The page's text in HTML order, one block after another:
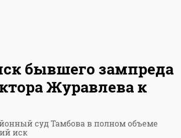
бывшего зампреда
Журавлева к
суд Тамбова в полном объеме
иск